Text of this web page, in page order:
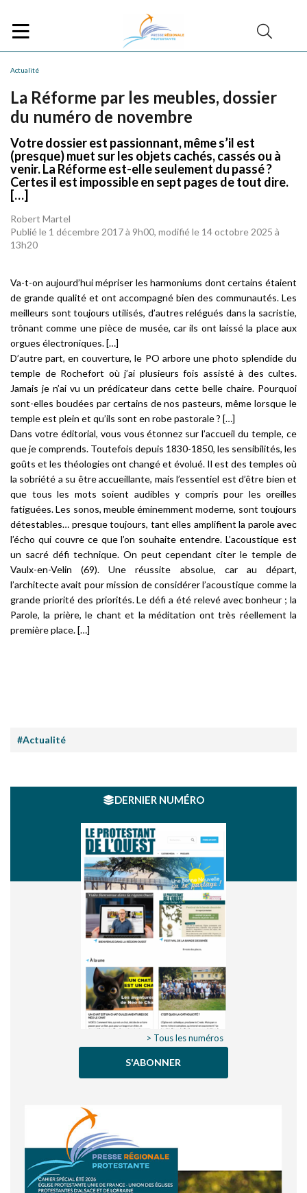
Actualité
La Réforme par les meubles, dossier
du numéro de novembre
Votre dossier est passionnant, même s’il est
(presque) muet sur les objets cachés, cassés ou à
venir. La Réforme est-elle seulement du passé ?
Certes il est impossible en sept pages de tout dire.
[…]
Robert Martel
Publié le 1 décembre 2017 à 9h00, modifié le 14 octobre 2025 à
13h20
Va-t-on aujourd’hui mépriser les harmoniums dont certains étaient
de grande qualité et ont accompagné bien des communautés. Les
meilleurs sont toujours utilisés, d’autres relégués dans la sacristie,
trônant comme une pièce de musée, car ils ont laissé la place aux
orgues électroniques.[…]
D’autre part, en couverture, le PO arbore une photo splendide du
temple de Rochefort où j’ai plusieurs fois assisté à des cultes.
Jamais je n’ai vu un prédicateur dans cette belle chaire. Pourquoi
sont-elles boudées par certains de nos pasteurs, même lorsque le
temple est plein et qu’ils sont en robe pastorale ? […]
Dans votre éditorial, vous vous étonnez sur l’accueil du temple, ce
que je comprends. Toutefois depuis 1830-1850, les sensibilités, les
goûts et les théologies ont changé et évolué. Il est des temples où
la sobriété a su être accueillante, mais l’essentiel est d’être bien et
que tous les mots soient audibles y compris pour les oreilles
fatiguées. Les sonos, meuble éminemment moderne, sont toujours
détestables… presque toujours, tant elles amplifient la parole avec
l’écho qui couvre ce que l’on souhaite entendre. L’acoustique est
un sacré défi technique. On peut cependant citer le temple de
Vaulx-en-Velin (69). Une réussite absolue, car au départ,
l’architecte avait pour mission de considérer l’acoustique comme la
grande priorité des priorités. Le défi a été relevé avec bonheur ; la
Parole, la prière, le chant et la méditation ont très réellement la
première place. […]
#Actualité
DERNIER NUMÉRO
> Tous les numéros
S'ABONNER